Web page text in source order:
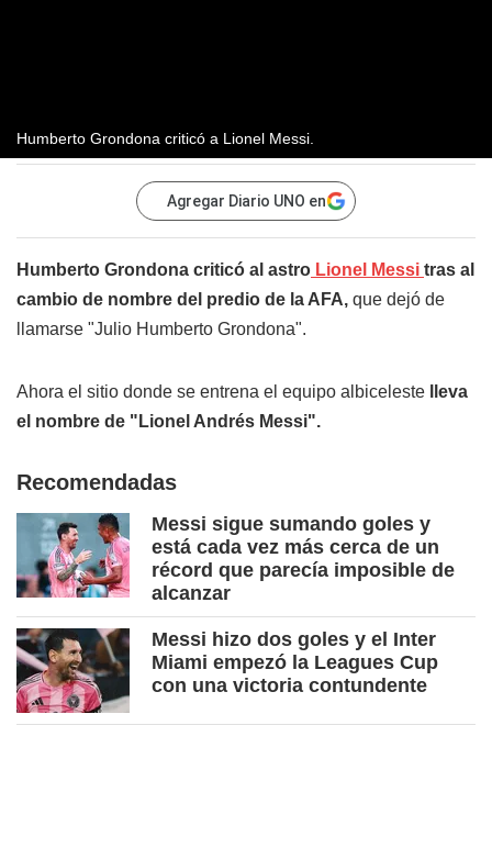
Humberto Grondona criticó a Lionel Messi.
Agregar Diario UNO en
Humberto Grondona criticó al astro Lionel Messi tras al
cambio de nombre del predio de la AFA, que dejó de
llamarse "Julio Humberto Grondona".
Ahora el sitio donde se entrena el equipo albiceleste lleva
el nombre de "Lionel Andrés Messi".
Recomendadas
Messi sigue sumando goles y
está cada vez más cerca de un
récord que parecía imposible de
alcanzar
Messi hizo dos goles y el Inter
Miami empezó la Leagues Cup
con una victoria contundente